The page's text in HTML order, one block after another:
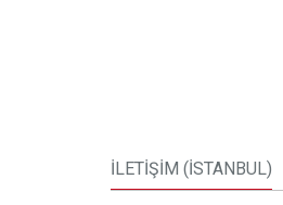
İLETİŞİM (İSTANBUL)